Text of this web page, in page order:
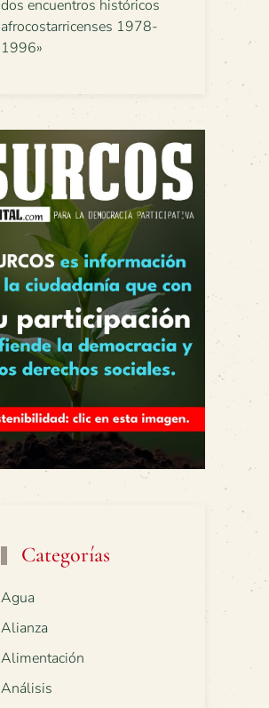
dos encuentros históricos
afrocostarricenses 1978-
1996»
Categorías
Agua
Alianza
Alimentación
Análisis